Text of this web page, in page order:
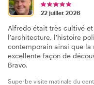
22 juillet 2026
Alfredo était très cultivé
l'architecture, l'histoire
contemporain ainsi que
excellente façon de
Bravo.
Superbe visite matinale du